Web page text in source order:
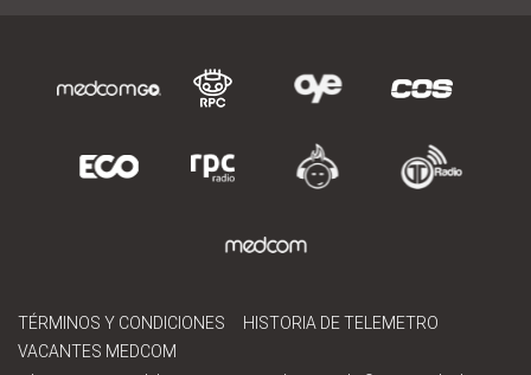
TÉRMINOS Y CONDICIONES
HISTORIA DE TELEMETRO
VACANTES MEDCOM